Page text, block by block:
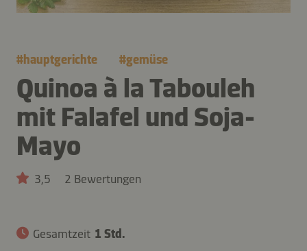
#hauptgerichte #gemüse
Quinoa à la Tabouleh
mit Falafel und Soja-
Mayo
3,5 2 Bewertungen
Gesamtzeit 1 Std.